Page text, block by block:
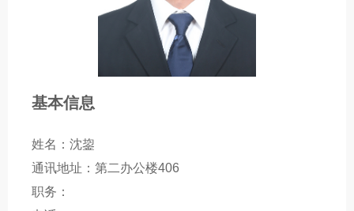
基本信息
姓名：沈鋆
通讯地址：第二办公楼406
职务：